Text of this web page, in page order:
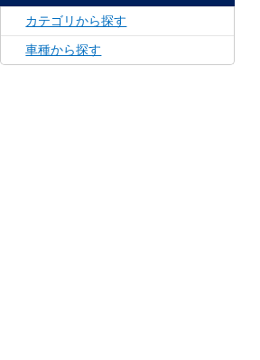
カテゴリから探す
車種から探す